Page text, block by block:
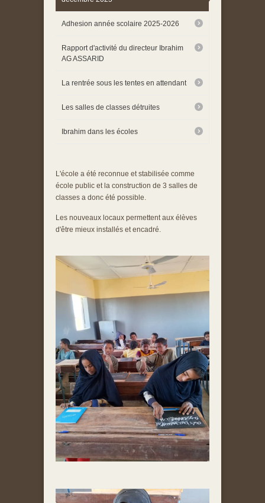
Adhesion année scolaire 2025-2026
Rapport d'activité du directeur Ibrahim
AG ASSARID
La rentrée sous les tentes en attendant
Les salles de classes détruites
Ibrahim dans les écoles
L'école a été reconnue et stabilisée comme
école public et la construction de 3 salles de
classes a donc été possible.
Les nouveaux locaux permettent aux élèves
d'être mieux installés et encadré.